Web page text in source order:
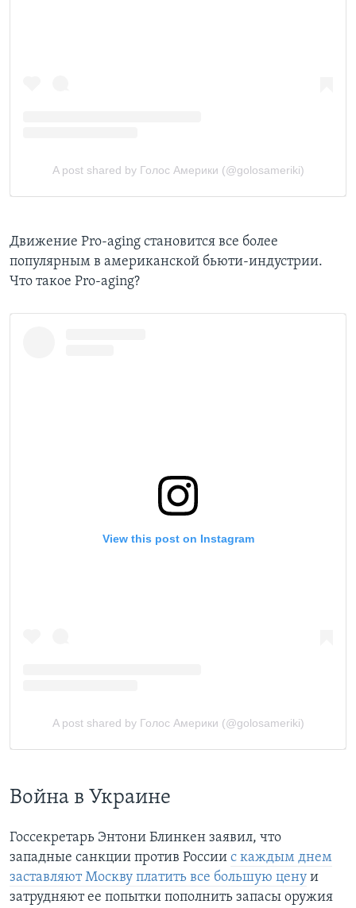
Движение Pro-aging становится все более
популярным в американской бьюти-индустрии.
Что такое Pro-aging?
Война в Украине
Госсекретарь Энтони Блинкен заявил, что
западные санкции против России с каждым днем
заставляют Москву платить все большую цену и
затрудняют ее попытки пополнить запасы оружия